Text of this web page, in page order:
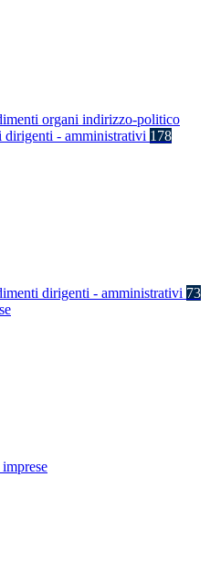
organi indirizzo-politico
dirigenti - amministrativi 178
dirigenti - amministrativi 73